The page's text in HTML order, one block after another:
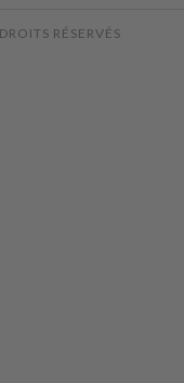
RÉSERVÉS